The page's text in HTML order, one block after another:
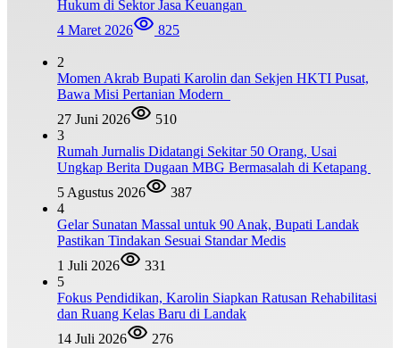
Hukum di Sektor Jasa Keuangan
4 Maret 2026
825
2
Momen Akrab Bupati Karolin dan Sekjen HKTI Pusat,
Bawa Misi Pertanian Modern
27 Juni 2026
510
3
Rumah Jurnalis Didatangi Sekitar 50 Orang, Usai
Ungkap Berita Dugaan MBG Bermasalah di Ketapang
5 Agustus 2026
387
4
Gelar Sunatan Massal untuk 90 Anak, Bupati Landak
Pastikan Tindakan Sesuai Standar Medis
1 Juli 2026
331
5
Fokus Pendidikan, Karolin Siapkan Ratusan Rehabilitasi
dan Ruang Kelas Baru di Landak
14 Juli 2026
276